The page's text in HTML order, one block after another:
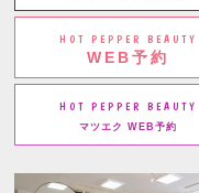
HOT PEPPER BEAUTY
WEB予約
HOT PEPPER BEAUTY
マツエク WEB予約